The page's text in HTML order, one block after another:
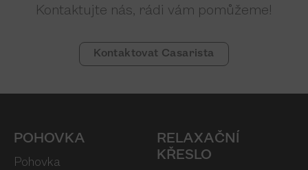
Kontaktujte nás, rádi vám pomůžeme!
Kontaktovat Casarista
POHOVKA
Pohovka
RELAXAČNÍ
KŘESLO